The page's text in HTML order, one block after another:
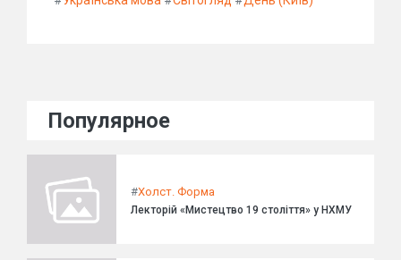
Популярное
#Холст. Форма
Лекторій «Мистецтво 19 століття» у НХМУ